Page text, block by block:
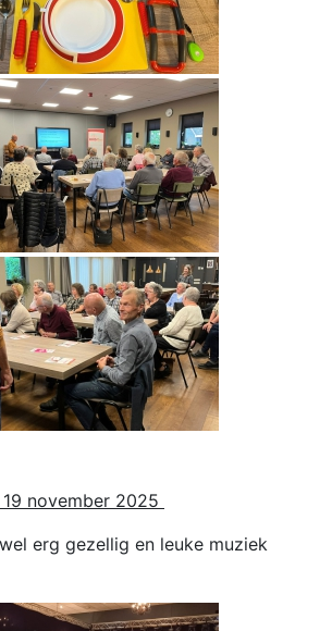
november 2025
erg gezellig en leuke muziek